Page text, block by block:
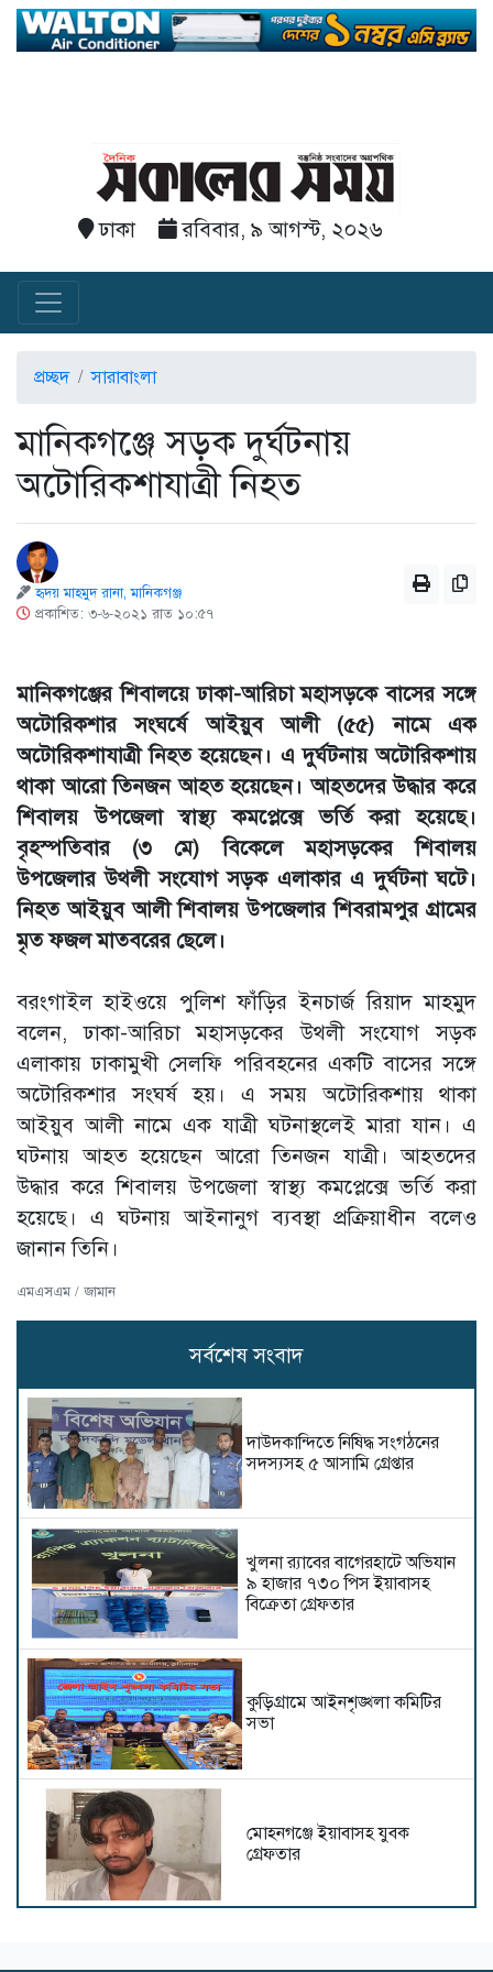
ঢাকা রবিবার, ৯ আগস্ট, ২০২৬
প্রচ্ছদ সারাবাংলা
মানিকগঞ্জে সড়ক দুর্ঘটনায়
অটোরিকশাযাত্রী নিহত
হৃদয় মাহমুদ রানা, মানিকগঞ্জ
প্রকাশিত: ৩-৬-২০২১ রাত ১০:৫৭
মানিকগঞ্জের শিবালয়ে ঢাকা-আরিচা মহাসড়কে বাসের সঙ্গে
অটোরিকশার সংঘর্ষে আইয়ুব আলী (৫৫) নামে এক
অটোরিকশাযাত্রী নিহত হয়েছেন। এ দুর্ঘটনায় অটোরিকশায়
থাকা আরো তিনজন আহত হয়েছেন। আহতদের উদ্ধার করে
শিবালয় উপজেলা স্বাস্থ্য কমপ্লেক্সে ভর্তি করা হয়েছে।
বৃহস্পতিবার (৩ মে) বিকেলে মহাসড়কের শিবালয়
উপজেলার উথলী সংযোগ সড়ক এলাকার এ দুর্ঘটনা ঘটে।
নিহত আইয়ুব আলী শিবালয় উপজেলার শিবরামপুর গ্রামের
মৃত ফজল মাতবরের ছেলে।
বরংগাইল হাইওয়ে পুলিশ ফাঁড়ির ইনচার্জ রিয়াদ মাহমুদ
বলেন, ঢাকা-আরিচা মহাসড়কের উথলী সংযোগ সড়ক
এলাকায় ঢাকামুখী সেলফি পরিবহনের একটি বাসের সঙ্গে
অটোরিকশার সংঘর্ষ হয়। এ সময় অটোরিকশায় থাকা
আইয়ুব আলী নামে এক যাত্রী ঘটনাস্থলেই মারা যান। এ
ঘটনায় আহত হয়েছেন আরো তিনজন যাত্রী। আহতদের
উদ্ধার করে শিবালয় উপজেলা স্বাস্থ্য কমপ্লেক্সে ভর্তি করা
হয়েছে। এ ঘটনায় আইনানুগ ব্যবস্থা প্রক্রিয়াধীন বলেও
জানান তিনি।
এমএসএম / জামান
সর্বশেষ সংবাদ
দাউদকান্দিতে নিষিদ্ধ সংগঠনের
সদস্যসহ ৫ আসামি গ্রেপ্তার
খুলনা র‌্যাবের বাগেরহাটে অভিযান
৯ হাজার ৭৩০ পিস ইয়াবাসহ
বিক্রেতা গ্রেফতার
কুড়িগ্রামে আইনশৃঙ্খলা কমিটির
সভা
মোহনগঞ্জে ইয়াবাসহ যুবক
গ্রেফতার